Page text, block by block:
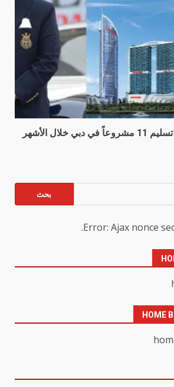
دانوب العقارية تعلن تسليم 11 مشروعاً في دبي خلال الأشهر
Error: Ajax nonce
HOME